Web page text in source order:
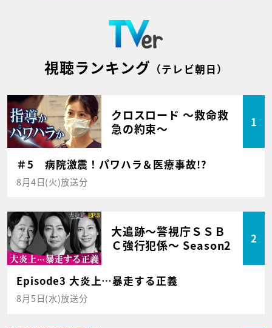
視聴ランキング （テレビ朝日）
クロスロード ～救命救
急の約束～
1
＃5 病院激震！パワハラ＆医療事故!?
8月4日(火)放送分
大追跡～警視庁ＳＳＢ
Ｃ強行犯係～ Season2
2
Episode3 大炎上…暴走する正義
8月5日(水)放送分